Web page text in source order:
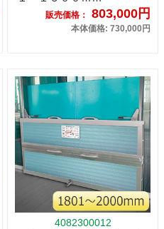
販売価格： 803,000円
本体価格: 730,000円
4082300012